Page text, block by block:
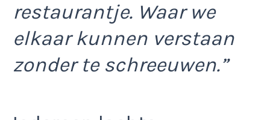
restaurantje. Waar we
elkaar kunnen verstaan
zonder te schreeuwen.”